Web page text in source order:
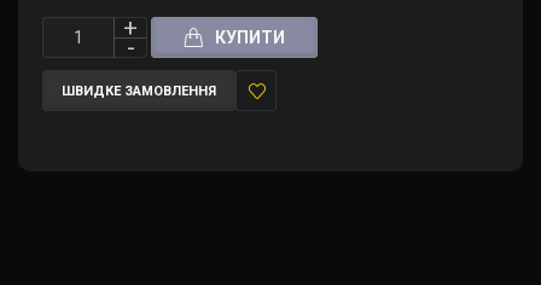
КУПИТИ
ШВИДКЕ ЗАМОВЛЕННЯ